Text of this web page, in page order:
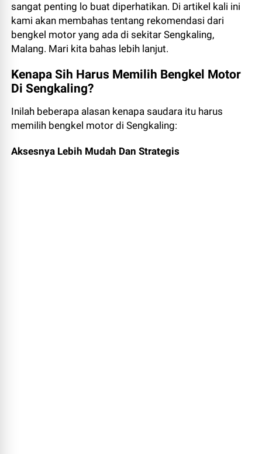
sangat penting lo buat diperhatikan. Di artikel kali ini
kami akan membahas tentang rekomendasi dari
bengkel motor yang ada di sekitar Sengkaling,
Malang. Mari kita bahas lebih lanjut.
Kenapa Sih Harus Memilih Bengkel Motor
Di Sengkaling?
Inilah beberapa alasan kenapa saudara itu harus
memilih bengkel motor di Sengkaling:
Aksesnya Lebih Mudah Dan Strategis